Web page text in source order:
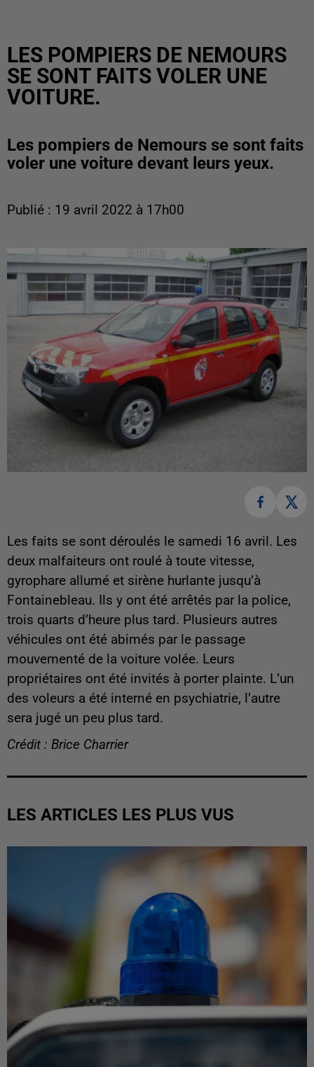
LES POMPIERS DE NEMOURS
SE SONT FAITS VOLER UNE
VOITURE.
Les pompiers de Nemours se sont faits
voler une voiture devant leurs yeux.
Publié : 19 avril 2022 à 17h00
Les faits se sont déroulés le samedi 16 avril. Les
deux malfaiteurs ont roulé à toute vitesse,
gyrophare allumé et sirène hurlante jusqu’à
Fontainebleau. Ils y ont été arrêtés par la police,
trois quarts d’heure plus tard. Plusieurs autres
véhicules ont été abimés par le passage
mouvementé de la voiture volée. Leurs
propriétaires ont été invités à porter plainte. L’un
des voleurs a été interné en psychiatrie, l’autre
sera jugé un peu plus tard.
Crédit : Brice Charrier
LES ARTICLES LES PLUS VUS